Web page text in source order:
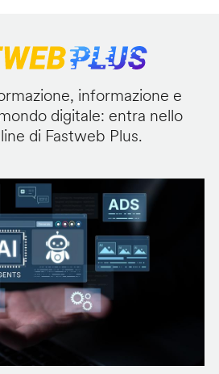
informazione e
digitale: entra nello
di Fastweb Plus.